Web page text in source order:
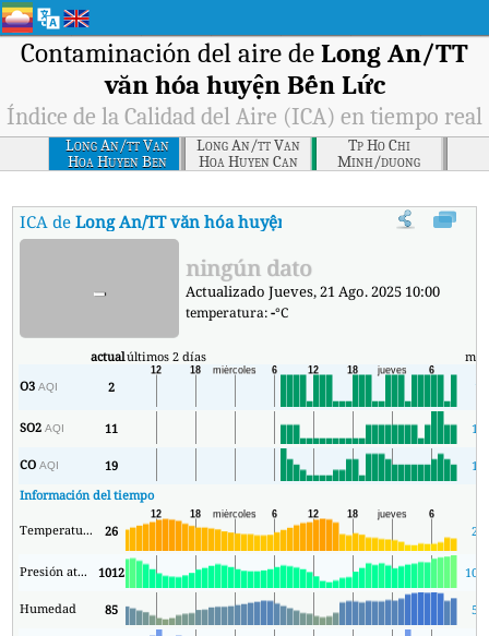
Contaminación del aire de Long An/TT
văn hóa huyện Bến Lức
Índice de la Calidad del Aire (ICA) en tiempo real
Long An/tt Van
Hoa Huyen Ben
Luc
Long An/tt Van
Hoa Huyen Can
Giuoc
Tp Ho Chi
Minh/duong
Nguyen Van Tao,
- Tram Cam Bien
ICA deLong An/TT văn hóa huyện Bến Lức Índice de la
- ningún dato
Actualizado Jueves, 21 Ago. 2025 10:00
temperatura:-°C
actualúltimos 2 días
O3AQI 2 1
SO2AQI 11 10
COAQI 19
17
Información del tiempo
Temperatura. 26 23
Presión atmosférica 1012
Humedad 85 57